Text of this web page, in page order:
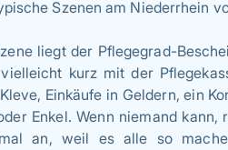
Szenen am Niederrhein
liegt der Pflegegrad-
kurz mit der
Einkäufe in Geldern, ein
Enkel. Wenn niemand
an, weil es alle so